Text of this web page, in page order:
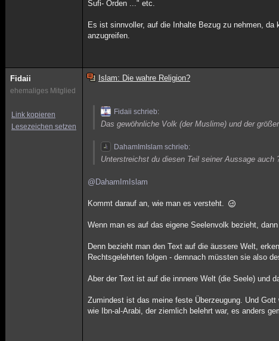
Sufi- Orden ..." etc.
Es ist sinnvoller, auf die Inhalte Bezug zu nehmen,
anzugreifen.
Fidaii
ehemaliges Mitglied
Link kopieren
Lesezeichen setzen
Islam: Die wahre Religion?
Fidaii schrieb:
Das gewöhnliche Volk (der Muslime) und der
DahamImIslam schrieb:
Unterstreichst du diesen Teil seiner Aussage auch
@DahamImIslam
Kommt darauf an, wie man es versteht.
Wenn man es auf das eigene Seelenvolk bezieht,
Denn bezieht man den Text auf die äussere Welt,
Rechtsgelehrten folgen - demnach müssten sie also
Aber der Text ist auf die innnere Welt (die Seele) und
Zumindest ist das meine feste Überzeugung. Und
wie Ibn-al-Arabi, der ziemlich belehrt war, es anders